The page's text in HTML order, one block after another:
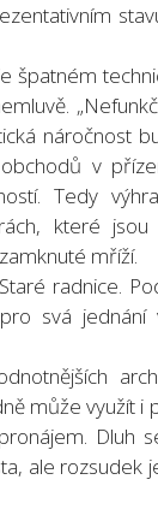
špatném
náročnost
v
Tedy
které
mříží.
radnice.
svá jednání
může využít i
Dluh
ale rozsudek